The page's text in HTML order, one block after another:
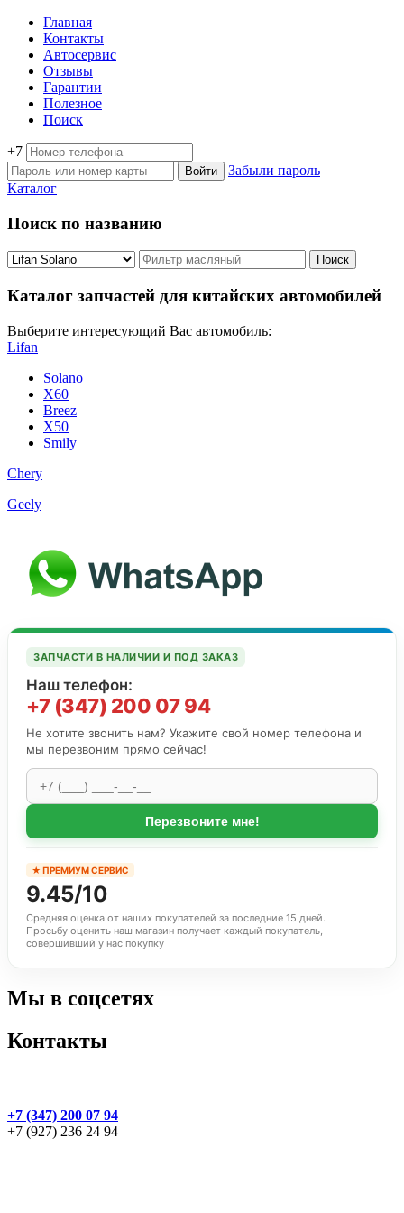
Главная
Контакты
Автосервис
Отзывы
Гарантии
Полезное
Поиск
+7
Забыли пароль
Каталог
Поиск по названию
Каталог запчастей для китайских автомобилей
Выберите интересующий Вас автомобиль:
Lifan
Solano
X60
Breez
X50
Smily
Chery
Geely
ЗАПЧАСТИ В НАЛИЧИИ И ПОД ЗАКАЗ
Наш телефон:
+7 (347) 200 07 94
Не хотите звонить нам? Укажите свой номер телефона и
мы перезвоним прямо сейчас!
Перезвоните мне!
★ ПРЕМИУМ СЕРВИС
9.45/10
Средняя оценка от наших покупателей за последние 15 дней.
Просьбу оценить наш магазин получает каждый покупатель,
совершивший у нас покупку
Мы в соцсетях
Контакты
+7 (347) 200 07 94
+7 (927) 236 24 94